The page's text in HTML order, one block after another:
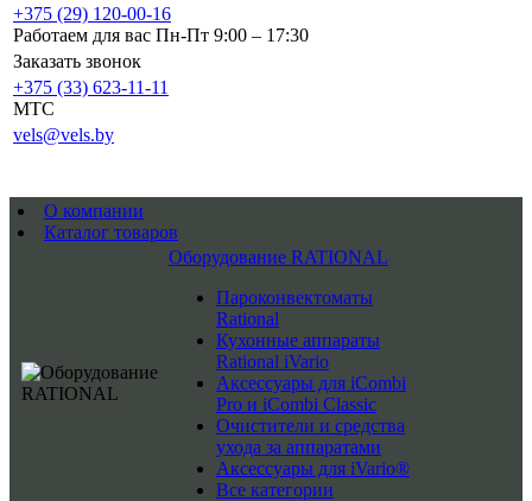
+375 (29) 120-00-16
Работаем для вас Пн-Пт 9:00 – 17:30
Заказать звонок
+375 (33) 623-11-11
MTC
vels@vels.by
О компании
Каталог товаров
Оборудование RATIONAL
Пароконвектоматы
Rational
Кухонные аппараты
Rational iVario
Аксессуары для iCombi
Pro и iCombi Classic
Очистители и средства
ухода за аппаратами
Аксессуары для iVario®
Все категории